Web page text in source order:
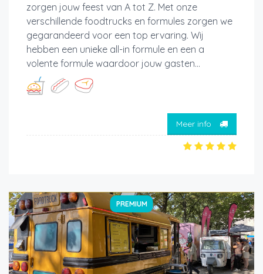
zorgen jouw feest van A tot Z. Met onze
verschillende foodtrucks en formules zorgen we
gegarandeerd voor een top ervaring. Wij
hebben een unieke all-in formule en een a
volente formule waardoor jouw gasten...
Meer info
PREMIUM